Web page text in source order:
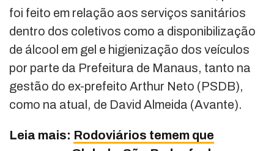
foi feito em relação aos serviços sanitários
dentro dos coletivos como a disponibilização
de álcool em gel e higienização dos veículos
por parte da Prefeitura de Manaus, tanto na
gestão do ex-prefeito Arthur Neto (PSDB),
como na atual, de David Almeida (Avante).
Leia mais: Rodoviários temem que